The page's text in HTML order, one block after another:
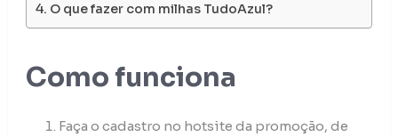
O que fazer com milhas TudoAzul?
Como funciona
Faça o cadastro no hotsite da promoção, de